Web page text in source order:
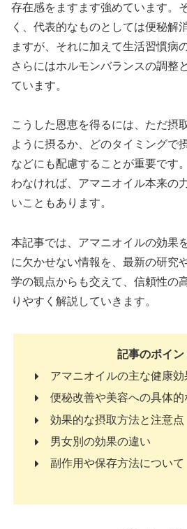
存在感をますます強めています。
く、代表的なものとしては便秘解
ますが、それに加えて生活習慣病
さらにはホルモンバランスの調整
ています。
こうした恩恵を得るには、ただ摂
ように摂るか、どのタイミングで
などにも配慮することが重要です
わなければ、アマニオイル本来の
いこともあります。
本記事では、アマニオイルの効果
に欠かせない情報を、最新の研究
学の観点からも交えて、信頼性の
りやすく解説していきます。
記事のポイン
アマニオイルの主な健康効
便秘改善や美容への具体的
効果的な摂取方法と注意点
男女別の効果の違い
副作用や保存方法について